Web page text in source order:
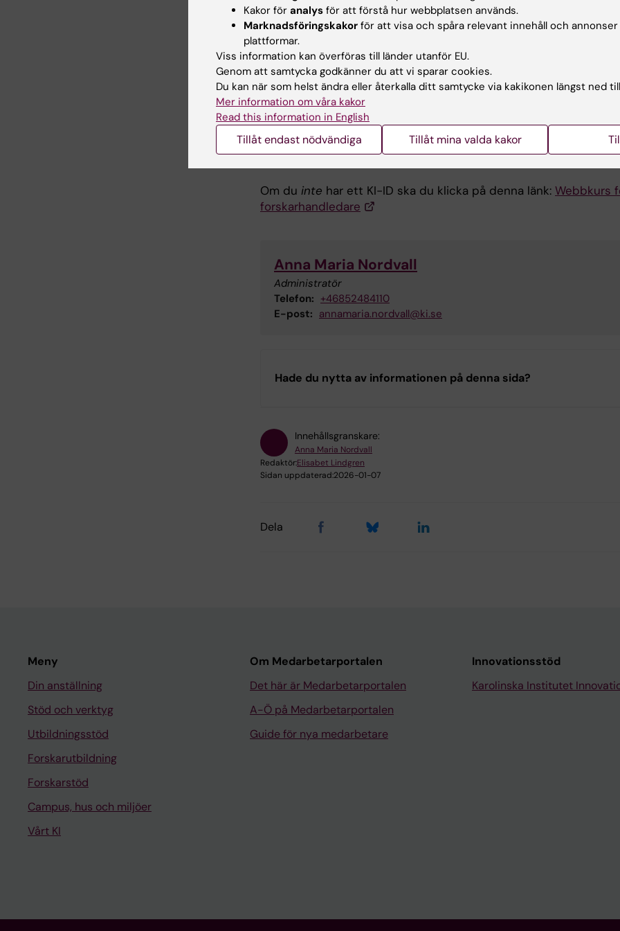
När du har klarat av de sista testfrågorna i kursen, så kan du
ut ett intyg och spara det som bevis på att du har genomgått den
webbaserade kursen för forskarhandledare vid KI.
Anmälan till webbkurs
Webbkursen gör du i Canvas som är KI:s lärplattform. Om du har
KI-ID kan du registrera dig på kursen genom att följa denna länk:
Om du inte har ett KI-ID ska du klicka på denna länk: Webbkurs
forskarhandledare
Anna Maria Nordvall
Administratör
Telefon: +46852484110
E-post: annamaria.nordvall@ki.se
Hade du nytta av informationen på denna sida?
Innehållsgranskare:
Anna Maria Nordvall
Redaktör:Elisabet Lindgren
Sidan uppdaterad:2026-01-07
Dela
Meny
Din anställning
Stöd och verktyg
Utbildningsstöd
Forskarutbildning
Forskarstöd
Campus, hus och miljöer
Vårt KI
Om Medarbetarportalen
Det här är Medarbetarportalen
A-Ö på Medarbetarportalen
Guide för nya medarbetare
Innovationsstöd
Karolinska Institutet
Kakor för analys för att förstå hur webbplatsen används.
Marknadsföringskakor för att visa och spåra relevant innehåll och
plattformar.
Viss information kan överföras till länder utanför EU.
Genom att samtycka godkänner du att vi sparar cookies.
Du kan när som helst ändra eller återkalla ditt samtycke via kakikonen längst ned
Mer information om våra kakor
Read this information in English
Tillåt endast nödvändiga Tillåt mina valda kakor